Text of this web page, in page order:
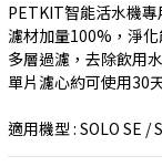
PETKIT智能活水機專
濾材加量100%，淨
多層過濾，去除飲用
單片濾心約可使用30
適用機型 : SOLO SE /